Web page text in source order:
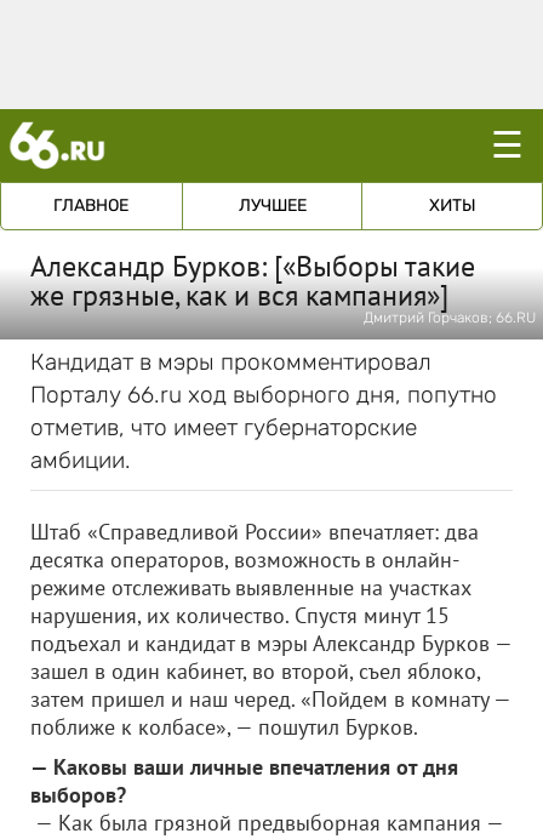
☰
ГЛАВНОЕ ЛУЧШЕЕ ХИТЫ
Александр Бурков: [«Выборы такие
же грязные, как и вся кампания»]
Дмитрий Горчаков; 66.RU
Кандидат в мэры прокомментировал
Порталу 66.ru ход выборного дня, попутно
отметив, что имеет губернаторские
амбиции.
Штаб «Справедливой России» впечатляет: два
десятка операторов, возможность в онлайн-
режиме отслеживать выявленные на участках
нарушения, их количество. Спустя минут 15
подъехал и кандидат в мэры Александр Бурков —
зашел в один кабинет, во второй, съел яблоко,
затем пришел и наш черед. «Пойдем в комнату —
поближе к колбасе», — пошутил Бурков.
— Каковы ваши личные впечатления от дня
выборов?
— Как была грязной предвыборная кампания —